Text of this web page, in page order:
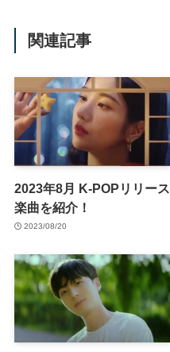
関連記事
2023年8月 K-POPリリース
楽曲を紹介！
2023/08/20